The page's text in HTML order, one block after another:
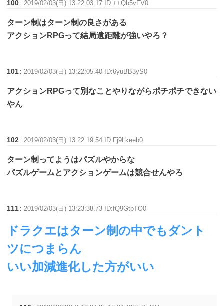
100 : 2019/02/03(日) 13:22:03.17 ID:++Qb5vFV0
ターン制はターン制の良さがある
アクションRPGって結局遠距離が強いやろ？
101 : 2019/02/03(日) 13:22:05.40 ID:6yuBB3yS0
アクションRPGって別なことやりながらポチポチできない
やん
102 : 2019/02/03(日) 13:22:19.54 ID:Fj9Lkeeb0
ターン制ってようはパズルやからな
パズルゲームとアクションゲームは競合せんやろ
111 : 2019/02/03(日) 13:23:38.73 ID:fQ9GtpTO0
ドラクエはターン制の中でもダント
ツにつまらん
いい加減進化した方がいい